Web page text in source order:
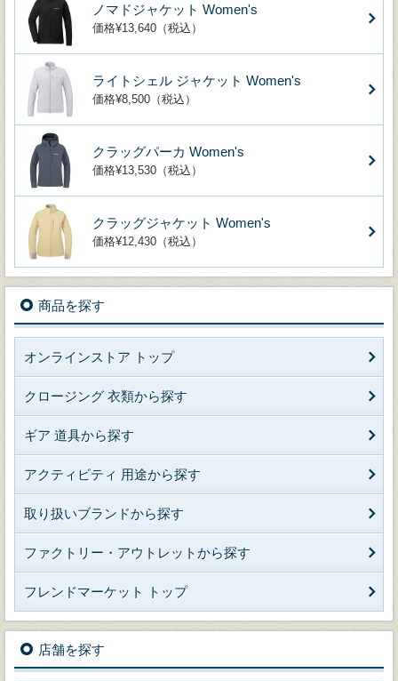
ノマドジャケット Women's
価格¥13,640（税込）
ライトシェル ジャケット Women's
価格¥8,500（税込）
クラッグパーカ Women's
価格¥13,530（税込）
クラッグジャケット Women's
価格¥12,430（税込）
商品を探す
オンラインストア トップ
クロージング 衣類から探す
ギア 道具から探す
アクティビティ 用途から探す
取り扱いブランドから探す
ファクトリー・アウトレットから探す
フレンドマーケット トップ
店舗を探す